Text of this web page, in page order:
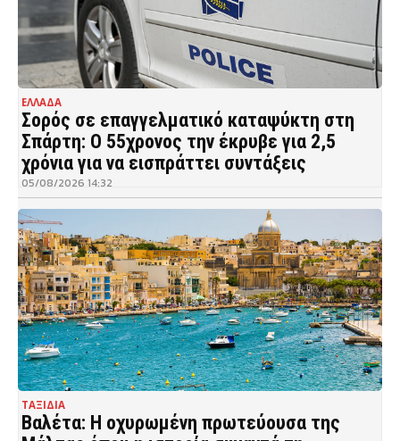
ΕΛΛΑΔΑ
Σορός σε επαγγελματικό καταψύκτη στη
Σπάρτη: Ο 55χρονος την έκρυβε για 2,5
χρόνια για να εισπράττει συντάξεις
05/08/2026 14:32
ΤΑΞΙΔΙΑ
Βαλέτα: Η οχυρωμένη πρωτεύουσα της